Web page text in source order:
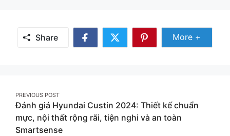
Share
Share
Share
Share
More +
Post
navigation
PREVIOUS POST
Đánh giá Hyundai Custin 2024: Thiết kế chuẩn
mực, nội thất rộng rãi, tiện nghi và an toàn
Smartsense